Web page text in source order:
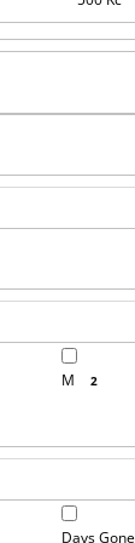
M 2
Days Gone